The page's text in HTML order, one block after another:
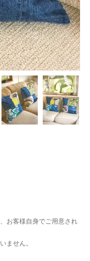
お客様自身でご用意され
ません。